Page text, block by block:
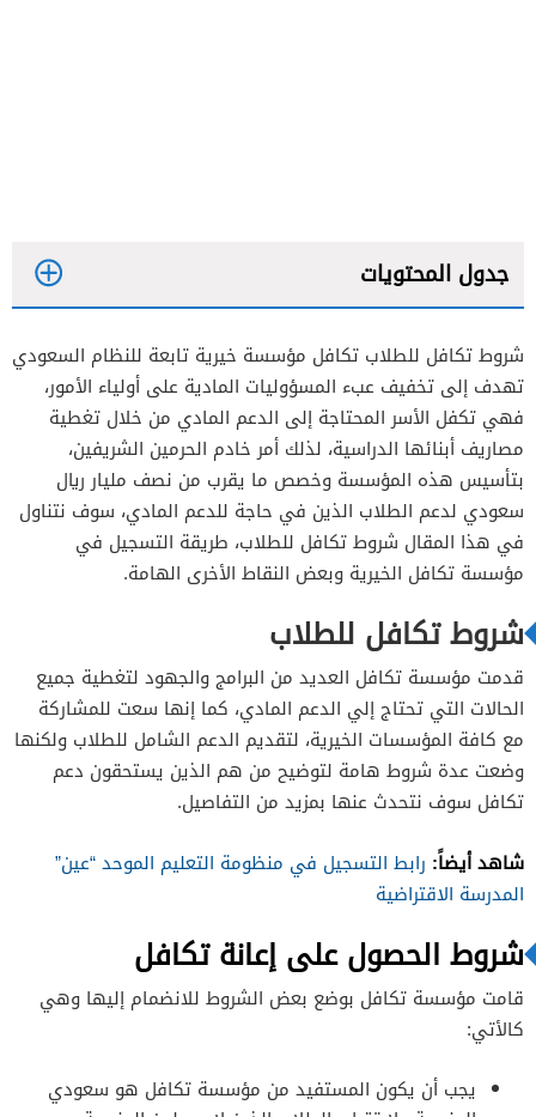
جدول المحتويات
الإعانة المالية
وجبتي
التمكين الرقمي
كسوتي
شروط تكافل للطلاب تكافل مؤسسة خيرية تابعة للنظام السعودي
تهدف إلى تخفيف عبء المسؤوليات المادية على أولياء الأمور،
فهي تكفل الأسر المحتاجة إلى الدعم المادي من خلال تغطية
مصاريف أبنائها الدراسية، لذلك أمر خادم الحرمين الشريفين،
بتأسيس هذه المؤسسة وخصص ما يقرب من نصف مليار ريال
سعودي لدعم الطلاب الذين في حاجة للدعم المادي، سوف نتناول
في هذا المقال شروط تكافل للطلاب، طريقة التسجيل في
مؤسسة تكافل الخيرية وبعض النقاط الأخرى الهامة.
شروط تكافل للطلاب
قدمت مؤسسة تكافل العديد من البرامج والجهود لتغطية جميع
الحالات التي تحتاج إلي الدعم المادي، كما إنها سعت للمشاركة
مع كافة المؤسسات الخيرية، لتقديم الدعم الشامل للطلاب ولكنها
وضعت عدة شروط هامة لتوضيح من هم الذين يستحقون دعم
تكافل سوف نتحدث عنها بمزيد من التفاصيل.
شاهد أيضاً: رابط التسجيل في منظومة التعليم الموحد “عين”
المدرسة الاقتراضية
شروط الحصول على إعانة تكافل
قامت مؤسسة تكافل بوضع بعض الشروط للانضمام إليها وهي
كالأتي:
يجب أن يكون المستفيد من مؤسسة تكافل هو سعودي